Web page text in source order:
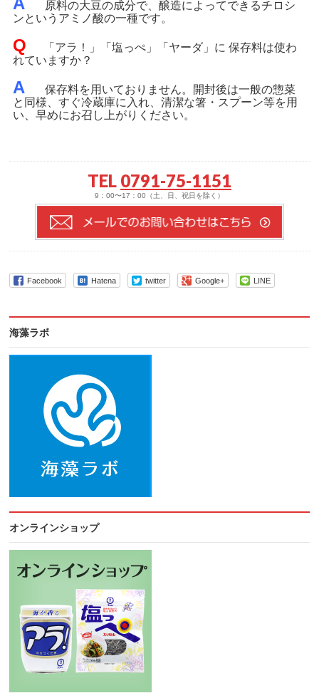
原料の大豆の成分で、醸造によってできるチロシ
ンというアミノ酸の一種です。
Q
「アラ！」「塩っぺ」「ヤーダ」に 保存料は使わ
れていますか？
A
保存料を用いておりません。開封後は一般の惣菜
と同様、すぐ冷蔵庫に入れ、清潔な箸・スプーン等を用
い、早めにお召し上がりください。
TEL 0791-75-1151
9：00〜17：00（土、日、祝日を除く）
Facebook Hatena twitter Google+ LINE
海藻ラボ
オンラインショップ